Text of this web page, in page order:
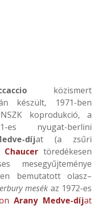
közismert
készült, 1971-ben
koprodukció, a
nyugat-berlini
díjat (a zsűri
Chaucer töredékesen
mesegyűjteménye
bemutatott olasz–
mesék az 1972-es
Arany Medve-díjat